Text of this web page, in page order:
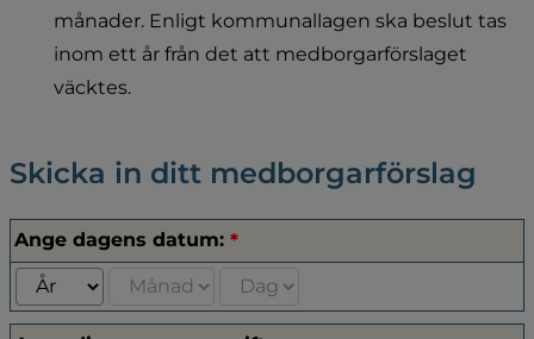
månader. Enligt kommunallagen ska beslut tas
inom ett år från det att medborgarförslaget
väcktes.
Skicka in ditt medborgarförslag
Ange dagens datum: *(obligatorisk)
Ange dagens datum:
Välj år Välj månad Välj dag